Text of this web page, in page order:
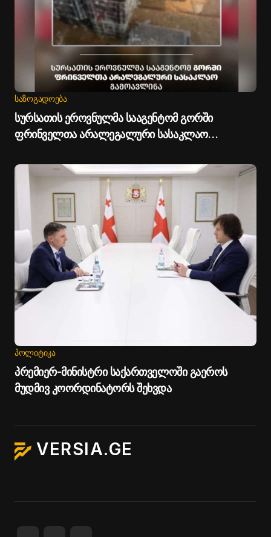
ᲡᲐᲖᲝᲒᲐᲓᲝᲔᲑᲐ
სურსათის ეროვნულმა სააგენტომ გორში
ფრინველთა არალეგალური სასაკლაო
ᲞᲝᲚᲘᲢᲘᲙᲐ
პრემიერ-მინისტრი საქართველოში გაეროს
მუდმივ კოორდინატორს შეხვდა
VERSIA.GE